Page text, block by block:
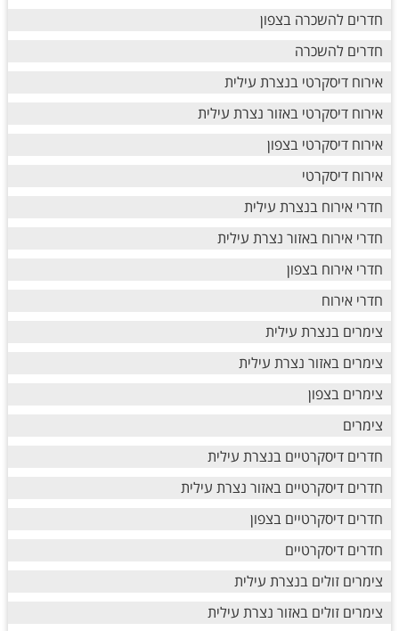
חדרים להשכרה בצפון
חדרים להשכרה
אירוח דיסקרטי בנצרת עילית
אירוח דיסקרטי באזור נצרת עילית
אירוח דיסקרטי בצפון
אירוח דיסקרטי
חדרי אירוח בנצרת עילית
חדרי אירוח באזור נצרת עילית
חדרי אירוח בצפון
חדרי אירוח
צימרים בנצרת עילית
צימרים באזור נצרת עילית
צימרים בצפון
צימרים
חדרים דיסקרטיים בנצרת עילית
חדרים דיסקרטיים באזור נצרת עילית
חדרים דיסקרטיים בצפון
חדרים דיסקרטיים
צימרים זולים בנצרת עילית
צימרים זולים באזור נצרת עילית